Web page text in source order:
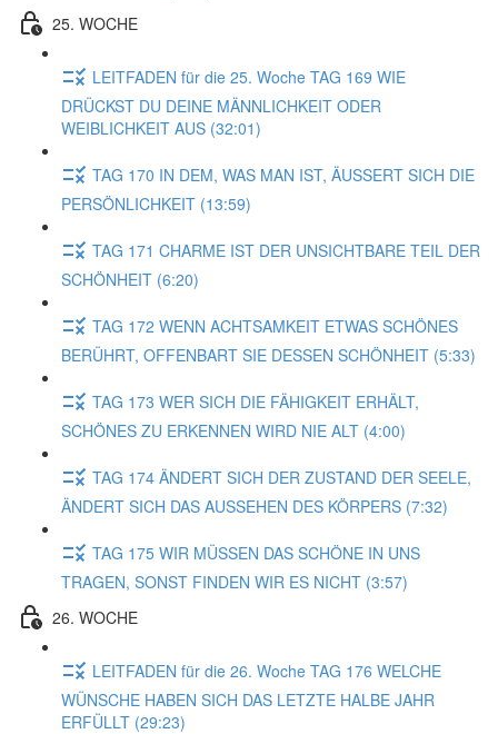
25. WOCHE
LEITFADEN für die 25. Woche TAG 169 WIE
DRÜCKST DU DEINE MÄNNLICHKEIT ODER
WEIBLICHKEIT AUS (32:01)
TAG 170 IN DEM, WAS MAN IST, ÄUSSERT SICH DIE
PERSÖNLICHKEIT (13:59)
TAG 171 CHARME IST DER UNSICHTBARE TEIL DER
SCHÖNHEIT (6:20)
TAG 172 WENN ACHTSAMKEIT ETWAS SCHÖNES
BERÜHRT, OFFENBART SIE DESSEN SCHÖNHEIT (5:33)
TAG 173 WER SICH DIE FÄHIGKEIT ERHÄLT,
SCHÖNES ZU ERKENNEN WIRD NIE ALT (4:00)
TAG 174 ÄNDERT SICH DER ZUSTAND DER SEELE,
ÄNDERT SICH DAS AUSSEHEN DES KÖRPERS (7:32)
TAG 175 WIR MÜSSEN DAS SCHÖNE IN UNS
TRAGEN, SONST FINDEN WIR ES NICHT (3:57)
26. WOCHE
LEITFADEN für die 26. Woche TAG 176 WELCHE
WÜNSCHE HABEN SICH DAS LETZTE HALBE JAHR
ERFÜLLT (29:23)